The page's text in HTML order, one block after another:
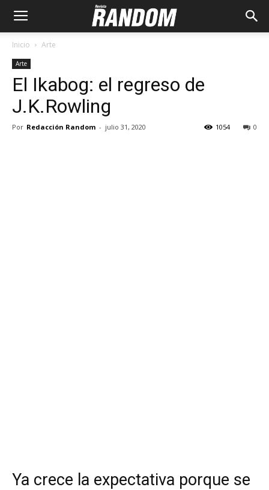
Inicio Arte
Arte
El Ikabog: el regreso de
J.K.Rowling
Por Redacción Random - julio 31, 2020 0
1054
Ya crece la expectativa porque se